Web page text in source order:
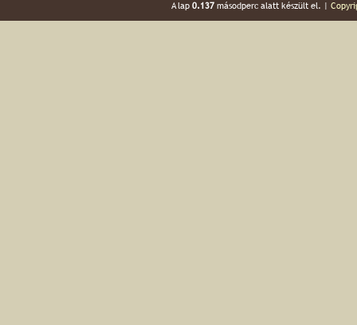
A lap 0.137másodperc alatt készült el. |